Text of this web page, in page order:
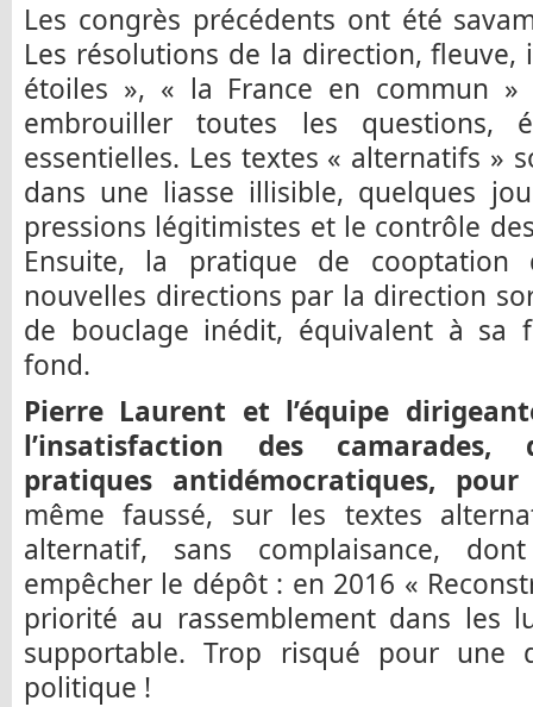
Les congrès précédents ont été
Les résolutions de la direction, fleuve,
étoiles », « la France en commun
embrouiller toutes les questions,
essentielles. Les textes « alternatifs »
dans une liasse illisible, quelques
pressions légitimistes et le contrôle
Ensuite, la pratique de cooptation
nouvelles directions par la direction
de bouclage inédit, équivalent à sa
fond.
Pierre Laurent et l’équipe
l’insatisfaction des
pratiques antidémocratiques,
même faussé, sur les textes
alternatif, sans complaisance,
empêcher le dépôt : en 2016 «
priorité au rassemblement dans les
supportable. Trop risqué pour une
politique !